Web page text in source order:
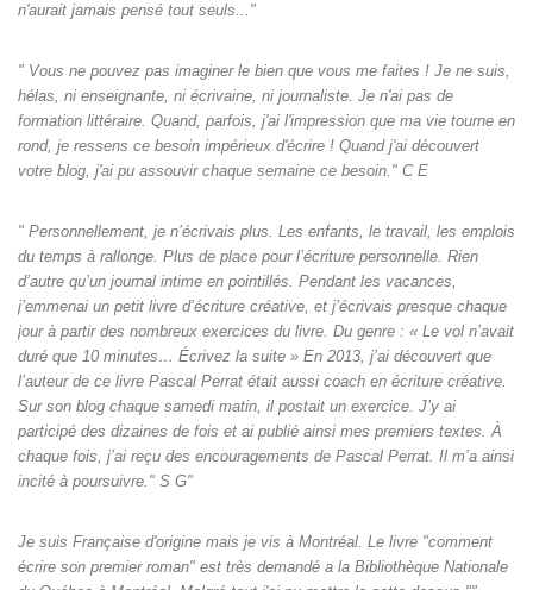
n'aurait jamais pensé tout seuls‌..."
" Vous ne pouvez pas imaginer le bien que vous me faites ! Je ne suis,
hélas, ni enseignante, ni écrivaine, ni journaliste. Je n'ai pas de
formation littéraire. Quand, parfois, j'ai l'impression que ma vie tourne en
rond, je ressens ce besoin impérieux d'écrire ! Quand j'ai découvert
votre blog, j'ai pu assouvir chaque semaine ce besoin." C E
" Personnellement, je n’écrivais plus. Les enfants, le travail, les emplois
du temps à rallonge. Plus de place pour l’écriture personnelle. Rien
d’autre qu’un journal intime en pointillés. Pendant les vacances,
j’emmenai un petit livre d’écriture créative, et j’écrivais presque chaque
jour à partir des nombreux exercices du livre. Du genre : « Le vol n’avait
duré que 10 minutes… Écrivez la suite » En 2013, j’ai découvert que
l’auteur de ce livre Pascal Perrat était aussi coach en écriture créative.
Sur son blog chaque samedi matin, il postait un exercice. J’y ai
participé des dizaines de fois et ai publié ainsi mes premiers textes. À
chaque fois, j’ai reçu des encouragements de Pascal Perrat. Il m’a ainsi
incité à poursuivre." S G"
Je suis Française d'origine mais je vis à Montréal. Le livre "comment
écrire son premier roman" est très demandé a la Bibliothèque Nationale